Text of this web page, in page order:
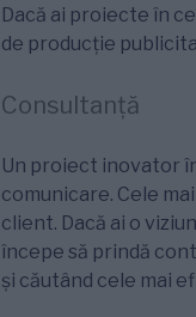
Dacă ai proiecte în
de producție
Consultanță
Un proiect inovator
comunicare. Cele
client. Dacă ai o
începe să prindă
și căutând cele mai